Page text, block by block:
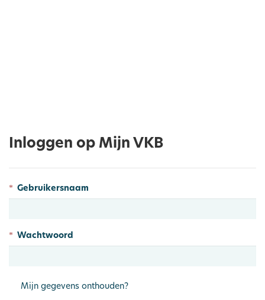
Inloggen op Mijn VKB
Gebruikersnaam
Wachtwoord
Mijn gegevens onthouden?